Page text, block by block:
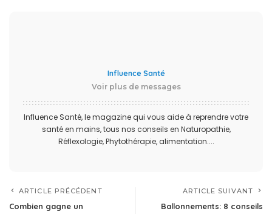
Influence Santé
Voir plus de messages
Influence Santé, le magazine qui vous aide à reprendre votre
santé en mains, tous nos conseils en Naturopathie,
Réflexologie, Phytothérapie, alimentation....
ARTICLE PRÉCÉDENT
Combien gagne un
ARTICLE SUIVANT
Ballonnements: 8 conseils